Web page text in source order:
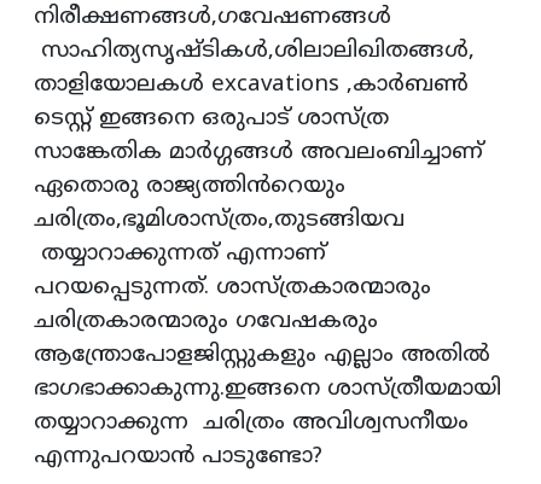
നിരീക്ഷണങ്ങൾ,ഗവേഷണങ്ങൾ
സാഹിത്യസൃഷ്ടികൾ,ശിലാലിഖിതങ്ങൾ,
താളിയോലകൾ excavations ,കാർബൺ
ടെസ്റ്റ് ഇങ്ങനെ ഒരുപാട് ശാസ്ത്ര
സാങ്കേതിക മാർഗ്ഗങ്ങൾ അവലംബിച്ചാണ്
ഏതൊരു രാജ്യത്തിൻറെയും
ചരിത്രം,ഭൂമിശാസ്ത്രം,തുടങ്ങിയവ
തയ്യാറാക്കുന്നത് എന്നാണ്
പറയപ്പെടുന്നത്. ശാസ്ത്രകാരന്മാരും
ചരിത്രകാരന്മാരും ഗവേഷകരും
ആന്ത്രോപോളജിസ്റ്റുകളും എല്ലാം അതിൽ
ഭാഗഭാക്കാകുന്നു.ഇങ്ങനെ ശാസ്ത്രീയമായി
തയ്യാറാക്കുന്ന ചരിത്രം അവിശ്വസനീയം
എന്നുപറയാൻ പാടുണ്ടോ?